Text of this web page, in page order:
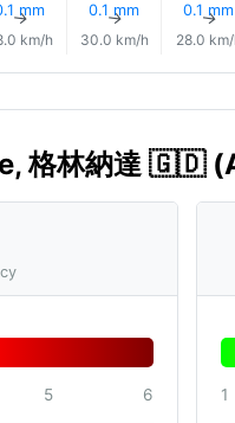
mm
↑
km/h
0.1 mm
↑
30.0 km/h
0.1 mm
↑
28.0
格林納達 🇬🇩
5 6 1